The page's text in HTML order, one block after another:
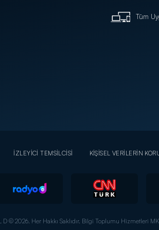
Tüm
İZLEYİCİ TEMSİLCİSİ KİŞİSEL VERİLERİN
D © 2026. Her Hakkı Saklıdır. Bilgi Toplumu Hizmetleri